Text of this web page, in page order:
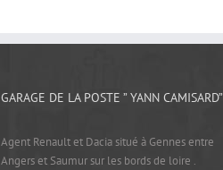
GARAGE DE LA POSTE ” YANN CAMISARD”
Agent Renault et Dacia situé à Gennes entre
Angers et Saumur sur les bords de loire .